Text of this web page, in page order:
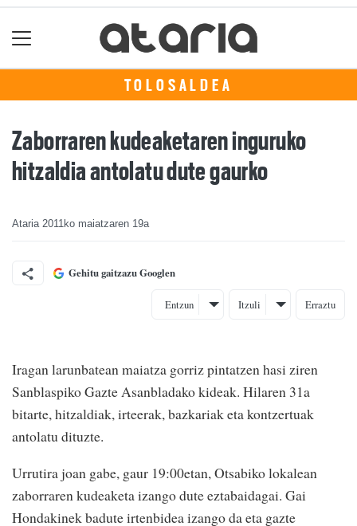
TOLOSALDEA
Zaborraren kudeaketaren inguruko
hitzaldia antolatu dute gaurko
Ataria 2011ko maiatzaren 19a
Gehitu gaitzazu Googlen
Entzun Itzuli Erraztu
Iragan larunbatean maiatza gorriz pintatzen hasi ziren
Sanblaspiko Gazte Asanbladako kideak. Hilaren 31a
bitarte, hitzaldiak, irteerak, bazkariak eta kontzertuak
antolatu dituzte.
Urrutira joan gabe, gaur 19:00etan, Otsabiko lokalean
zaborraren kudeaketa izango dute eztabaidagai. Gai
Hondakinek badute irtenbidea izango da eta gazte